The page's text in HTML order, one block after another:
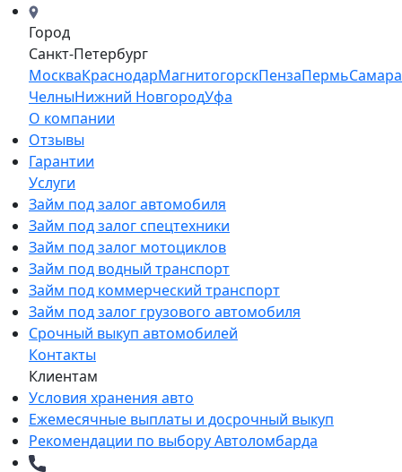
Город
Санкт-Петербург
МоскваКраснодарМагнитогорскПензаПермьСамара
ЧелныНижний НовгородУфа
О компании
Отзывы
Гарантии
Услуги
Займ под залог автомобиля
Займ под залог спецтехники
Займ под залог мотоциклов
Займ под водный транспорт
Займ под коммерческий транспорт
Займ под залог грузового автомобиля
Срочный выкуп автомобилей
Контакты
Клиентам
Условия хранения авто
Ежемесячные выплаты и досрочный выкуп
Рекомендации по выбору Автоломбарда